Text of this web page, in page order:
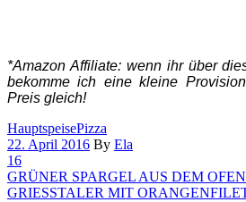
*Amazon Affiliate: wenn ihr über
bekomme ich eine kleine
Preis gleich!
HauptspeisePizza
22. April 2016 By Ela
16
GRÜNER SPARGEL AUS DEM
GRIESSTALER MIT